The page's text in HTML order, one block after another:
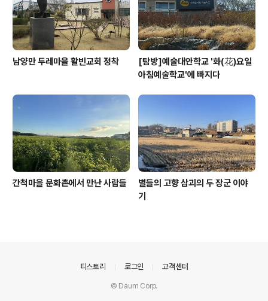
남양만 두레마을 활빈교회 정착
[탐방]예술대안학교 '화(花)요일
아침예술학교'에 빠지다
간척마을 문화촌에서 만난 사람들
별들의 고향 삼괴의 두 장군 이야
기
티스토리 로그인 고객센터
© Daum Corp.